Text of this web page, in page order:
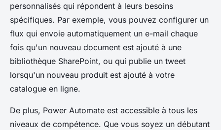
personnalisés qui répondent à leurs besoins
spécifiques. Par exemple, vous pouvez configurer un
flux qui envoie automatiquement un e-mail chaque
fois qu'un nouveau document est ajouté à une
bibliothèque SharePoint, ou qui publie un tweet
lorsqu'un nouveau produit est ajouté à votre
catalogue en ligne.
De plus, Power Automate est accessible à tous les
niveaux de compétence. Que vous soyez un débutant